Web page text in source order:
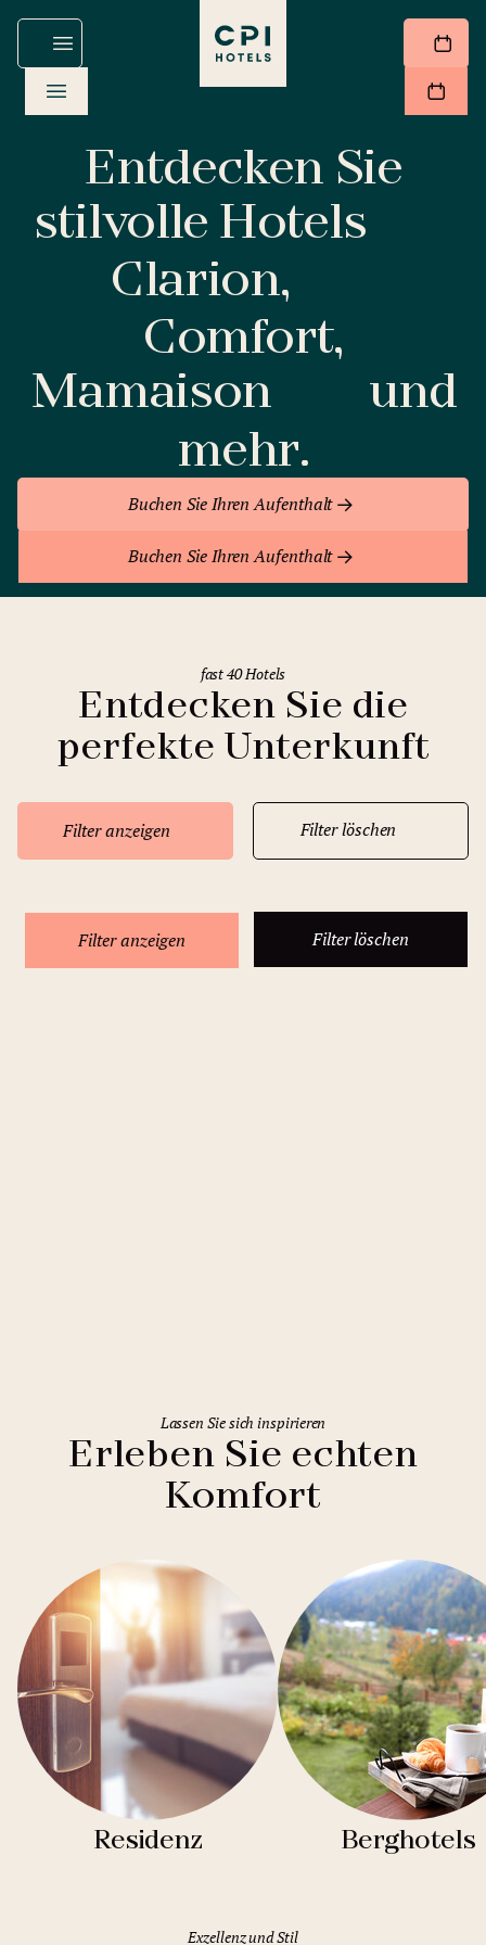
Entdecken Sie
stilvolle Hotels
Clarion,
Comfort,
Mamaison
und
mehr.
Buchen Sie Ihren Aufenthalt
Buchen Sie Ihren Aufenthalt
Entdecken Sie die
perfekte Unterkunft
fast 40 Hotels
Filter anzeigen
Filter anzeigen
Filter löschen
Filter löschen
Erleben Sie echten
Komfort
Lassen Sie sich inspirieren
Residenz Berghotels
Exzellenz und Stil